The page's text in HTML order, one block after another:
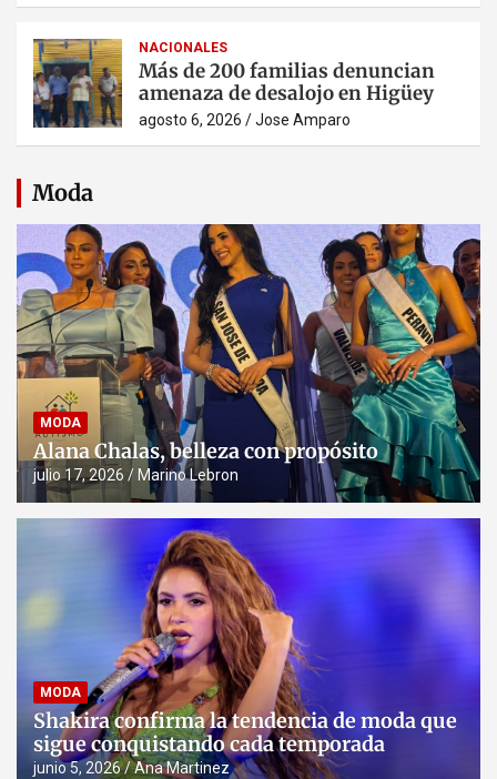
NACIONALES
Más de 200 familias denuncian
amenaza de desalojo en Higüey
agosto 6, 2026 Jose Amparo
Moda
MODA
Alana Chalas, belleza con propósito
julio 17, 2026 Marino Lebron
MODA
Shakira confirma la tendencia de moda que
sigue conquistando cada temporada
junio 5, 2026 Ana Martinez